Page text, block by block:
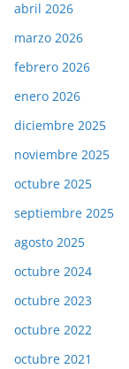
abril 2026
marzo 2026
febrero 2026
enero 2026
diciembre 2025
noviembre 2025
octubre 2025
septiembre 2025
agosto 2025
octubre 2024
octubre 2023
octubre 2022
octubre 2021